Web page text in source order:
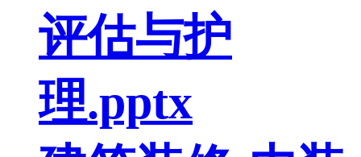
评估与护
理.pptx